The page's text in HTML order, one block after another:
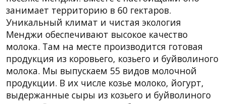
занимает территорию в 60 гектаров.
Уникальный климат и чистая экология
Менджи обеспечивают высокое качество
молока. Там на месте производится готовая
продукция из коровьего, козьего и буйволиного
молока. Мы выпускаем 55 видов молочной
продукции. В их числе козье молоко, йогурт,
выдержанные сыры из козьего и буйволиного